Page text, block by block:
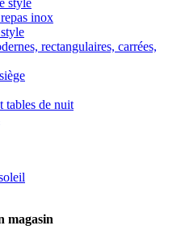
style
inox
rectangulaires, carrées,
tables de nuit
magasin